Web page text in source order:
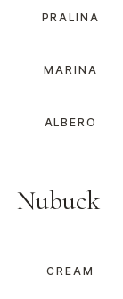
PRALINA
MARINA
ALBERO
Nubuck
CREAM